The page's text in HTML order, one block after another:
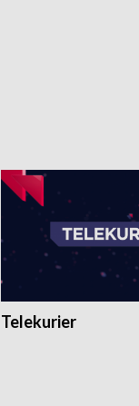
Telekurier